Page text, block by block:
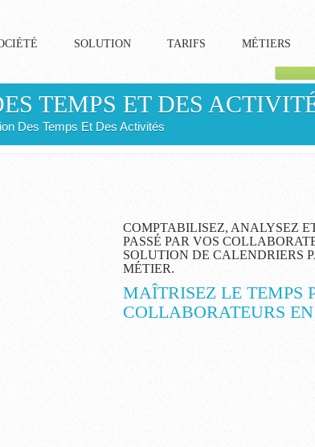
SOLUTION TARIFS MÉTIERS
TEMPS ET DES
Des Temps Et Des Activités
COMPTABILISEZ, ANALYSEZ
PASSÉ PAR VOS
SOLUTION DE CALENDRIERS
MÉTIER.
MAÎTRISEZ LE TEMPS
COLLABORATEURS